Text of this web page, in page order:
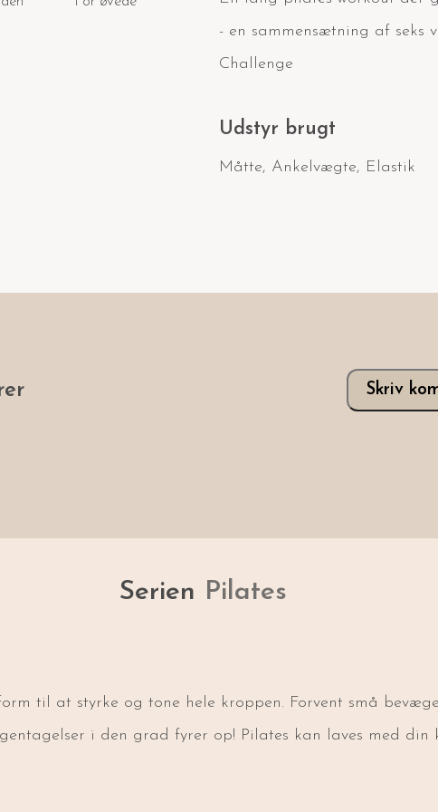
- en sammensætning af seks
Challenge
Udstyr brugt
Måtte, Ankelvægte, Elastik
Skriv
Serien Pilates
til at styrke og tone hele kroppen. Forvent små
i den grad fyrer op! Pilates kan laves med